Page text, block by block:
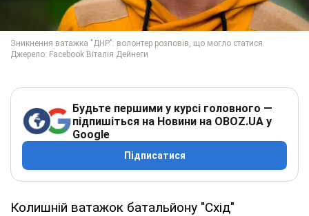
Будьте першими у курсі головного —
підпишіться на Новини на OBOZ.UA у
Google
Підписатися
Колишній ватажок батальйону "Схід"